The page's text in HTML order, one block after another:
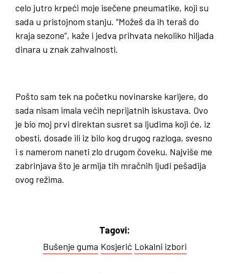
celo jutro krpeći moje isečene pneumatike, koji su
sada u pristojnom stanju. “Možeš da ih teraš do
kraja sezone”, kaže i jedva prihvata nekoliko hiljada
dinara u znak zahvalnosti.
Pošto sam tek na početku novinarske karijere, do
sada nisam imala većih neprijatnih iskustava. Ovo
je bio moj prvi direktan susret sa ljudima koji će, iz
obesti, dosade ili iz bilo kog drugog razloga, svesno
i s namerom naneti zlo drugom čoveku. Najviše me
zabrinjava što je armija tih mračnih ljudi pešadija
ovog režima.
Tagovi:
Bušenje guma Kosjerić Lokalni izbori